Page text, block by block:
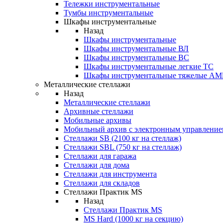
Тележки инструментальные
Тумбы инструментальные
Шкафы инструментальные
Назад
Шкафы инструментальные
Шкафы инструментальные ВЛ
Шкафы инструментальные ВС
Шкафы инструментальные легкие ТС
Шкафы инструментальные тяжелые
Металлические стеллажи
Назад
Металлические стеллажи
Архивные стеллажи
Мобильные архивы
Мобильный архив с электронным
Стеллажи SB (2100 кг на стеллаж)
Стеллажи SBL (750 кг на стеллаж)
Стеллажи для гаража
Стеллажи для дома
Стеллажи для инструмента
Стеллажи для складов
Стеллажи Практик MS
Назад
Стеллажи Практик MS
MS Hard (1000 кг на секцию)